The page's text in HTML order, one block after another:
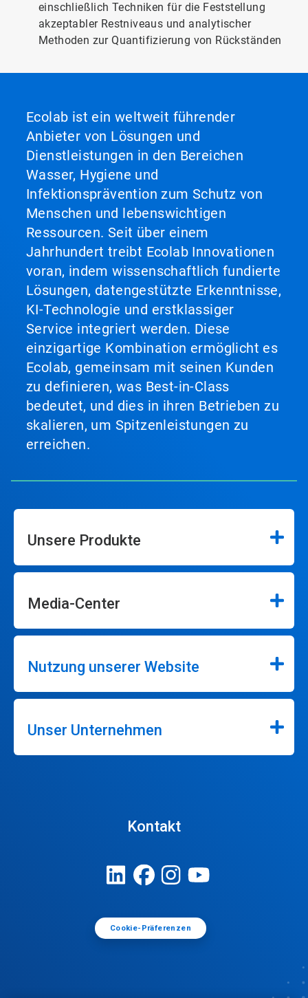
einschließlich Techniken für die Feststellung
akzeptabler Restniveaus und analytischer
Methoden zur Quantifizierung von Rückständen
Ecolab ist ein weltweit führender
Anbieter von Lösungen und
Dienstleistungen in den Bereichen
Wasser, Hygiene und
Infektionsprävention zum Schutz von
Menschen und lebenswichtigen
Ressourcen. Seit über einem
Jahrhundert treibt Ecolab Innovationen
voran, indem wissenschaftlich fundierte
Lösungen, datengestützte Erkenntnisse,
KI-Technologie und erstklassiger
Service integriert werden. Diese
einzigartige Kombination ermöglicht es
Ecolab, gemeinsam mit seinen Kunden
zu definieren, was Best-in-Class
bedeutet, und dies in ihren Betrieben zu
skalieren, um Spitzenleistungen zu
erreichen.
Unsere Produkte
Media-Center
Nutzung unserer Website
Unser Unternehmen
Kontakt
Cookie-Präferenzen